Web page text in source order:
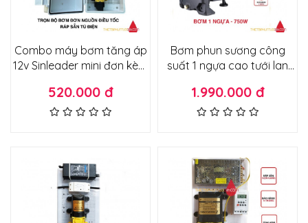
Combo máy bơm tăng áp
12v Sinleader mini đơn kèm
ráp sẵn tủ điện
520.000 đ
Bơm phun sương công
suất 1 ngựa cao tưới lan
khỏe chạy êm tải được 120
béc
1.990.000 đ